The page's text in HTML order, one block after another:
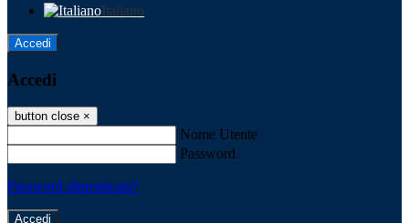
Italiano
Accedi
Accedi
button close ×
Nome Utente
Password
Password dimenticata?